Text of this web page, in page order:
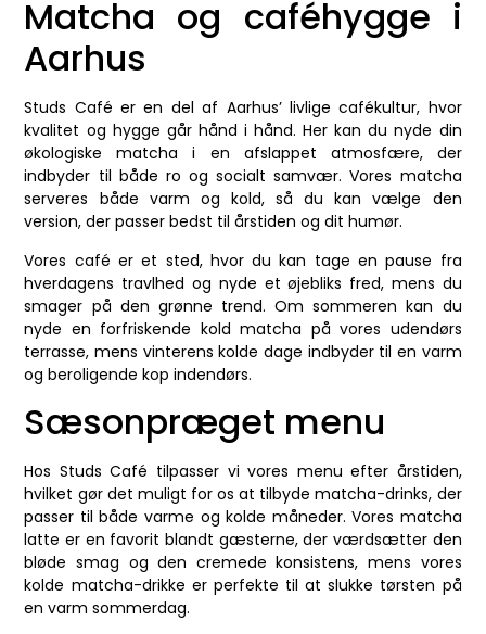
Matcha og caféhygge i
Aarhus
Studs Café er en del af Aarhus’ livlige cafékultur, hvor
kvalitet og hygge går hånd i hånd. Her kan du nyde din
økologiske matcha i en afslappet atmosfære, der
indbyder til både ro og socialt samvær. Vores matcha
serveres både varm og kold, så du kan vælge den
version, der passer bedst til årstiden og dit humør.
Vores café er et sted, hvor du kan tage en pause fra
hverdagens travlhed og nyde et øjebliks fred, mens du
smager på den grønne trend. Om sommeren kan du
nyde en forfriskende kold matcha på vores udendørs
terrasse, mens vinterens kolde dage indbyder til en varm
og beroligende kop indendørs.
Sæsonpræget menu
Hos Studs Café tilpasser vi vores menu efter årstiden,
hvilket gør det muligt for os at tilbyde matcha-drinks, der
passer til både varme og kolde måneder. Vores matcha
latte er en favorit blandt gæsterne, der værdsætter den
bløde smag og den cremede konsistens, mens vores
kolde matcha-drikke er perfekte til at slukke tørsten på
en varm sommerdag.